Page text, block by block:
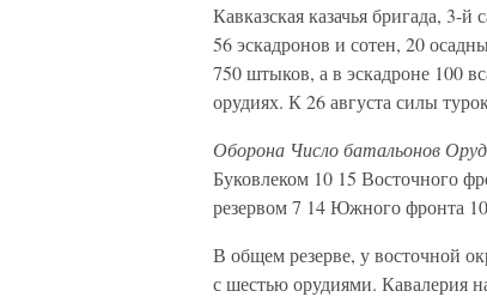
Кавказская казачья бригада, 3-
56 эскадронов и сотен, 20
750 штыков, а в эскадроне 100
орудиях. К 26 августа силы
Оборона Число батальонов
Буковлеком 10 15 Восточного
резервом 7 14 Южного фронта
В общем резерве, у восточной
с шестью орудиями. Кавалерия